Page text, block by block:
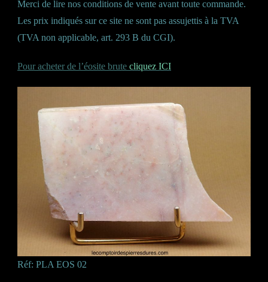
Merci de lire nos conditions de vente avant toute commande.
Les prix indiqués sur ce site ne sont pas assujettis à la TVA
(TVA non applicable, art. 293 B du CGI).
Pour acheter de l’éosite brute cliquez ICI
Réf: PLA EOS 02